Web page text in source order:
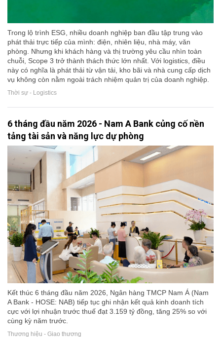
Trong lộ trình ESG, nhiều doanh nghiệp ban đầu tập trung vào
phát thải trực tiếp của mình: điện, nhiên liệu, nhà máy, văn
phòng. Nhưng khi khách hàng và thị trường yêu cầu nhìn toàn
chuỗi, Scope 3 trở thành thách thức lớn nhất. Với logistics, điều
này có nghĩa là phát thải từ vận tải, kho bãi và nhà cung cấp dịch
vụ không còn nằm ngoài trách nhiệm quản trị của doanh nghiệp.
Thời sự - Logistics
6 tháng đầu năm 2026 - Nam A Bank củng cố nền
tảng tài sản và năng lực dự phòng
Kết thúc 6 tháng đầu năm 2026, Ngân hàng TMCP Nam Á (Nam
A Bank - HOSE: NAB) tiếp tục ghi nhận kết quả kinh doanh tích
cực với lợi nhuận trước thuế đạt 3.159 tỷ đồng, tăng 25% so với
cùng kỳ năm trước.
Thương hiệu - Giao thương